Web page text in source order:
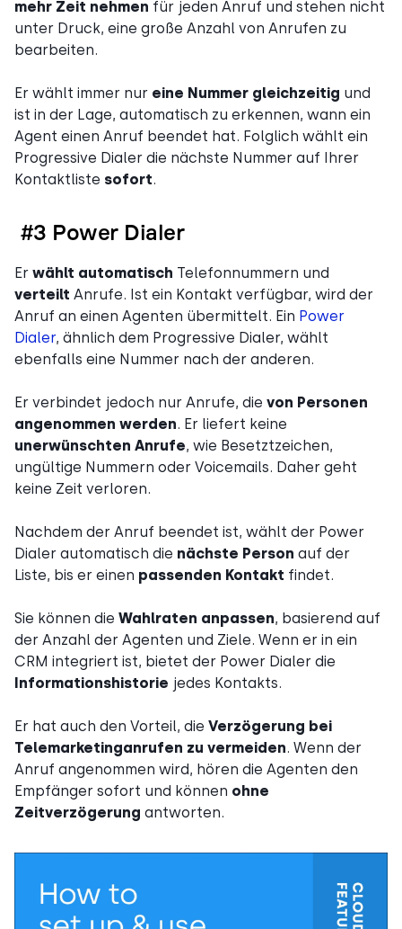
mehr Zeit nehmen für jeden Anruf und stehen nicht
unter Druck, eine große Anzahl von Anrufen zu
bearbeiten.
Er wählt immer nur eine Nummer gleichzeitig und
ist in der Lage, automatisch zu erkennen, wann ein
Agent einen Anruf beendet hat. Folglich wählt ein
Progressive Dialer die nächste Nummer auf Ihrer
Kontaktliste sofort.
#3 Power Dialer
Er wählt automatisch Telefonnummern und
verteilt Anrufe. Ist ein Kontakt verfügbar, wird der
Anruf an einen Agenten übermittelt. Ein Power
Dialer, ähnlich dem Progressive Dialer, wählt
ebenfalls eine Nummer nach der anderen.
Er verbindet jedoch nur Anrufe, die von Personen
angenommen werden. Er liefert keine
unerwünschten Anrufe, wie Besetztzeichen,
ungültige Nummern oder Voicemails. Daher geht
keine Zeit verloren.
Nachdem der Anruf beendet ist, wählt der Power
Dialer automatisch die nächste Person auf der
Liste, bis er einen passenden Kontakt findet.
Sie können die Wahlraten anpassen, basierend auf
der Anzahl der Agenten und Ziele. Wenn er in ein
CRM integriert ist, bietet der Power Dialer die
Informationshistorie jedes Kontakts.
Er hat auch den Vorteil, die Verzögerung bei
Telemarketinganrufen zu vermeiden. Wenn der
Anruf angenommen wird, hören die Agenten den
Empfänger sofort und können ohne
Zeitverzögerung antworten.